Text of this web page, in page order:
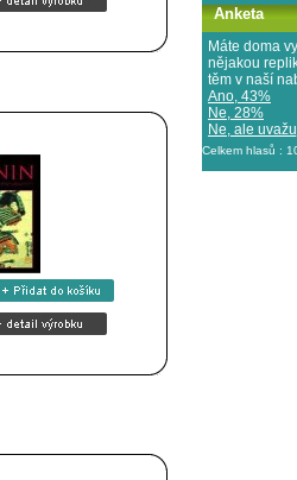
Anketa
Máte doma
nějakou
těm v naší
Ano, 43%
Ne, 28%
Ne, ale
Celkem hlasů :